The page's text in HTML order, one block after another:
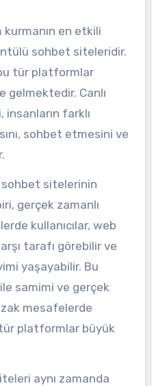
en etkili
sohbet siteleridir.
tür platformlar
gelmektedir. Canlı
farklı
sohbet etmesini ve
sohbet sitelerinin
gerçek zamanlı
kullanıcılar, web
tarafı görebilir ve
yaşayabilir. Bu
samimi ve gerçek
mesafelerde
platformlar büyük
aynı zamanda